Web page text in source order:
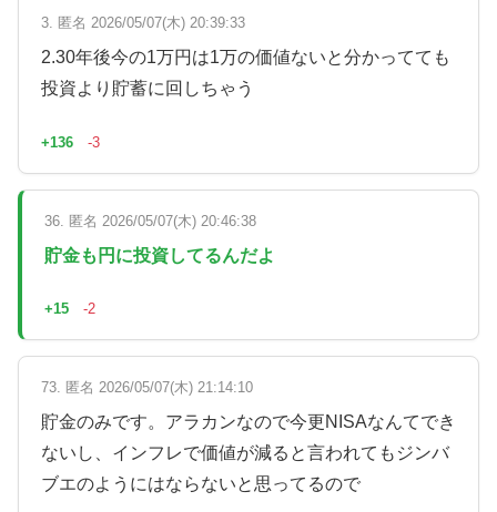
3. 匿名 2026/05/07(木) 20:39:33
2.30年後今の1万円は1万の価値ないと分かってても
投資より貯蓄に回しちゃう
+136 -3
36. 匿名 2026/05/07(木) 20:46:38
貯金も円に投資してるんだよ
+15 -2
73. 匿名 2026/05/07(木) 21:14:10
貯金のみです。アラカンなので今更NISAなんてでき
ないし、インフレで価値が減ると言われてもジンバ
ブエのようにはならないと思ってるので